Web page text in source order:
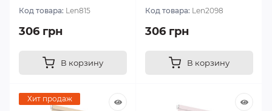
Код товара: Len815
306 грн
В корзину
Код товара: Len2098
306 грн
В корзину
Хит продаж